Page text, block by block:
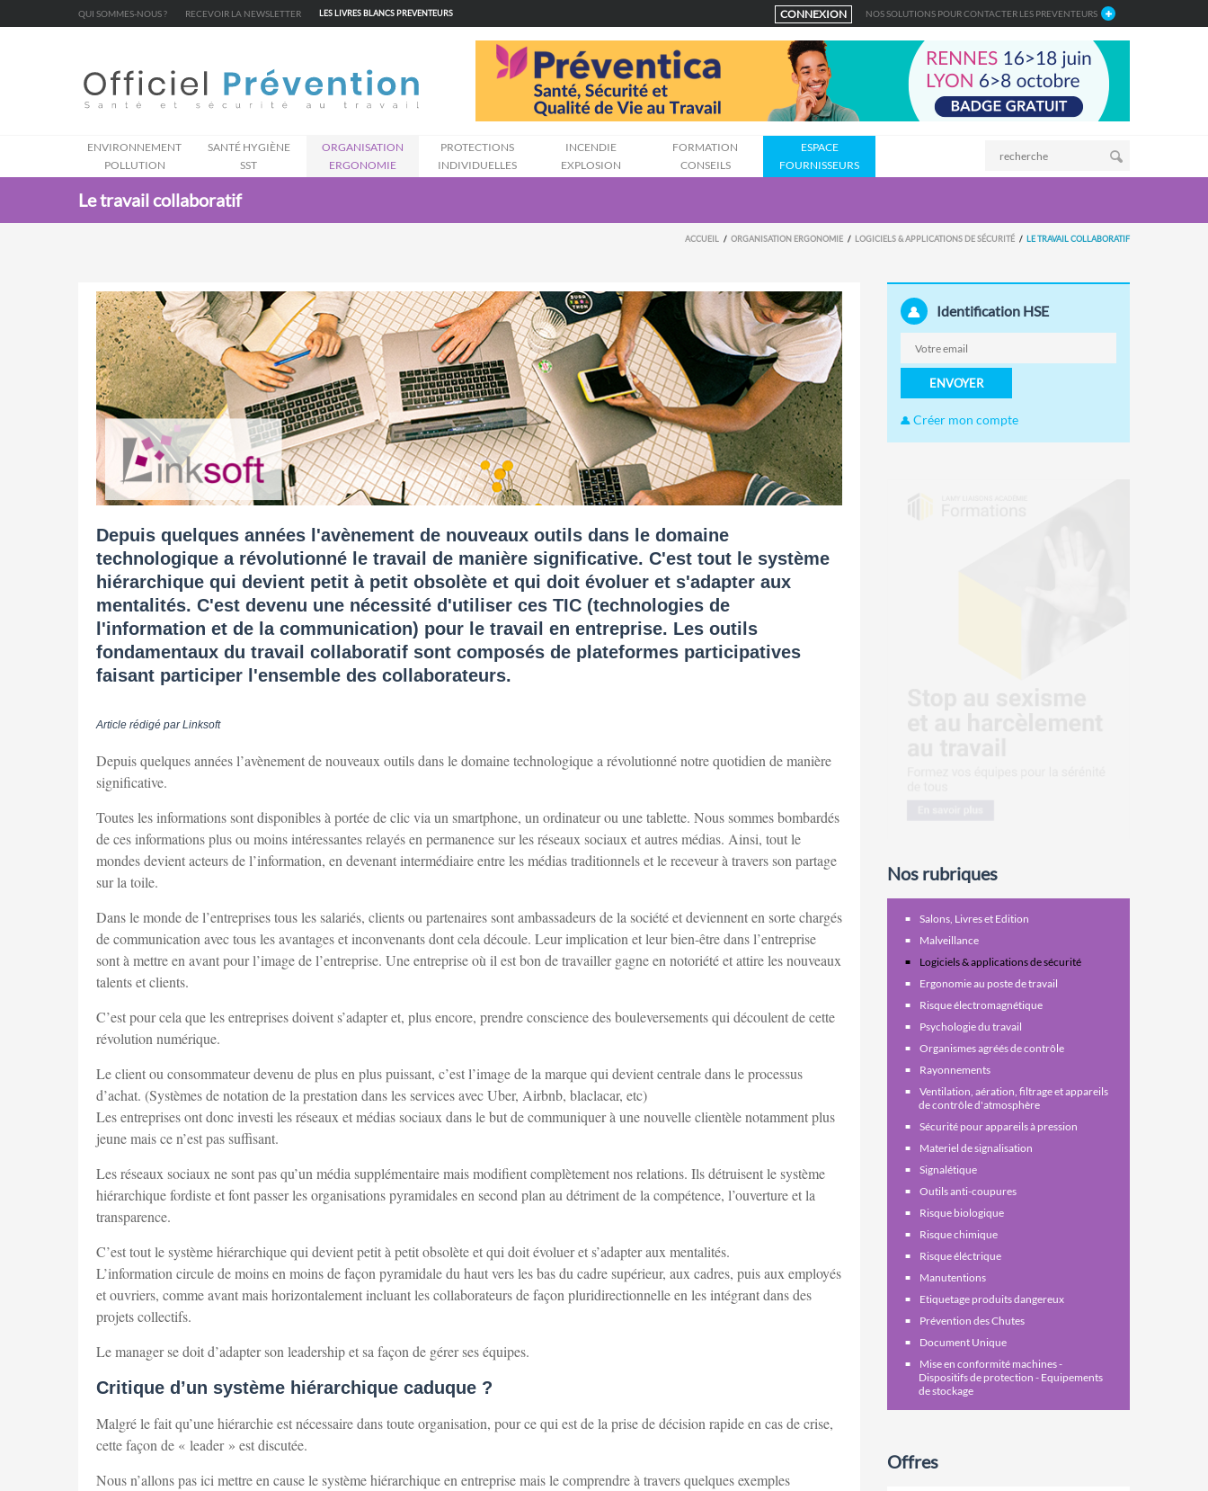
QUI SOMMES-NOUS ? RECEVOIR LA NEWSLETTER LES LIVRES BLANCS PREVENTEURS CONNEXION NOS SOLUTIONS POUR CONTACTER LES PREVENTEURS
ENVIRONNEMENT
POLLUTION
SANTÉ HYGIÈNE
SST
ORGANISATION
ERGONOMIE
PROTECTIONS
INDIVIDUELLES
INCENDIE
EXPLOSION
FORMATION
CONSEILS
ESPACE
FOURNISSEURS
Le travail collaboratif
ACCUEIL ORGANISATION ERGONOMIE LOGICIELS & APPLICATIONS DE SÉCURITÉ LE TRAVAIL COLLABORATIF
Depuis quelques années l'avènement de nouveaux outils dans le domaine
technologique a révolutionné le travail de manière significative. C'est tout le système
hiérarchique qui devient petit à petit obsolète et qui doit évoluer et s'adapter aux
mentalités. C'est devenu une nécessité d'utiliser ces TIC (technologies de
l'information et de la communication) pour le travail en entreprise. Les outils
fondamentaux du travail collaboratif sont composés de plateformes participatives
faisant participer l'ensemble des collaborateurs.
Article rédigé par Linksoft
Depuis quelques années l’avènement de nouveaux outils dans le domaine technologique a révolutionné notre quotidien de manière
significative.
Toutes les informations sont disponibles à portée de clic via un smartphone, un ordinateur ou une tablette. Nous sommes bombardés
de ces informations plus ou moins intéressantes relayés en permanence sur les réseaux sociaux et autres médias. Ainsi, tout le
mondes devient acteurs de l’information, en devenant intermédiaire entre les médias traditionnels et le receveur à travers son partage
sur la toile.
Dans le monde de l’entreprises tous les salariés, clients ou partenaires sont ambassadeurs de la société et deviennent en sorte chargés
de communication avec tous les avantages et inconvenants dont cela découle. Leur implication et leur bien-être dans l’entreprise
sont à mettre en avant pour l’image de l’entreprise. Une entreprise où il est bon de travailler gagne en notoriété et attire les nouveaux
talents et clients.
C’est pour cela que les entreprises doivent s’adapter et, plus encore, prendre conscience des bouleversements qui découlent de cette
révolution numérique.
Le client ou consommateur devenu de plus en plus puissant, c’est l’image de la marque qui devient centrale dans le processus
d’achat. (Systèmes de notation de la prestation dans les services avec Uber, Airbnb, blaclacar, etc)
Les entreprises ont donc investi les réseaux et médias sociaux dans le but de communiquer à une nouvelle clientèle notamment plus
jeune mais ce n’est pas suffisant.
Les réseaux sociaux ne sont pas qu’un média supplémentaire mais modifient complètement nos relations. Ils détruisent le système
hiérarchique fordiste et font passer les organisations pyramidales en second plan au détriment de la compétence, l’ouverture et la
transparence.
C’est tout le système hiérarchique qui devient petit à petit obsolète et qui doit évoluer et s’adapter aux mentalités.
L’information circule de moins en moins de façon pyramidale du haut vers les bas du cadre supérieur, aux cadres, puis aux employés
et ouvriers, comme avant mais horizontalement incluant les collaborateurs de façon pluridirectionnelle en les intégrant dans des
projets collectifs.
Le manager se doit d’adapter son leadership et sa façon de gérer ses équipes.
Critique d’un système hiérarchique caduque ?
Malgré le fait qu’une hiérarchie est nécessaire dans toute organisation, pour ce qui est de la prise de décision rapide en cas de crise,
cette façon de « leader » est discutée.
Nous n’allons pas ici mettre en cause le système hiérarchique en entreprise mais le comprendre à travers quelques exemples
Identification HSE
ENVOYER
Créer mon compte
Nos rubriques
Salons, Livres et Edition
Malveillance
Logiciels & applications de sécurité
Ergonomie au poste de travail
Risque électromagnétique
Psychologie du travail
Organismes agréés de contrôle
Rayonnements
Ventilation, aération, filtrage et appareils
de contrôle d'atmosphère
Sécurité pour appareils à pression
Materiel de signalisation
Signalétique
Outils anti-coupures
Risque biologique
Risque chimique
Risque éléctrique
Manutentions
Etiquetage produits dangereux
Prévention des Chutes
Document Unique
Mise en conformité machines -
Dispositifs de protection - Equipements
de stockage
Offres
Cookies management panel